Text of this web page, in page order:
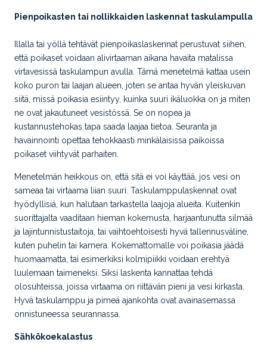
Pienpoikasten tai nollikkaiden laskennat taskulampulla
Illalla tai yöllä tehtävät pienpoikaslaskennat perustuvat siihen,
että poikaset voidaan alivirtaaman aikana havaita matalissa
virtavesissä taskulampun avulla. Tämä menetelmä kattaa usein
koko puron tai laajan alueen, joten se antaa hyvän yleiskuvan
siitä, missä poikasia esiintyy, kuinka suuri ikäluokka on ja miten
ne ovat jakautuneet vesistössä. Se on nopea ja
kustannustehokas tapa saada laajaa tietoa. Seuranta ja
havainnointi opettaa tehokkaasti minkälaisissa paikoissa
poikaset viihtyvät parhaiten.
Menetelmän heikkous on, että sitä ei voi käyttää, jos vesi on
sameaa tai virtaama liian suuri. Taskulamppulaskennat ovat
hyödyllisiä, kun halutaan tarkastella laajoja alueita. Kuitenkin
suorittajalta vaaditaan hieman kokemusta, harjaantunutta silmää
ja lajintunnistustaitoja, tai vaihtoehtoisesti hyvä tallennusväline,
kuten puhelin tai kamera. Kokemattomalle voi poikasia jäädä
huomaamatta, tai esimerkiksi kolmipiikki voidaan erehtyä
luulemaan taimeneksi. Siksi laskenta kannattaa tehdä
olosuhteissa, joissa virtaama on riittävän pieni ja vesi kirkasta.
Hyvä taskulamppu ja pimeä ajankohta ovat avainasemassa
onnistuneessa seurannassa.
Sähkökoekalastus